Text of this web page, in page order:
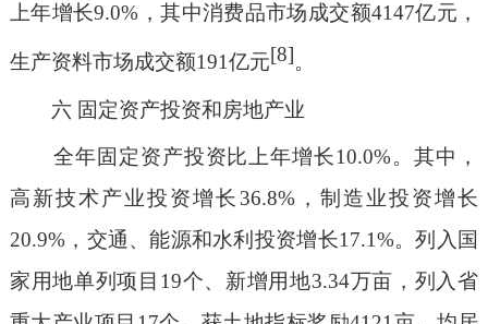
上年增长9.0%，其中消费品市场成交额4147亿元，
生产资料市场成交额191亿元[8]。
六固定资产投资和房地产业
全年固定资产投资比上年增长10.0%。其中，
高新技术产业投资增长36.8%，制造业投资增长
20.9%，交通、能源和水利投资增长17.1%。列入国
家用地单列项目19个、新增用地3.34万亩，列入省